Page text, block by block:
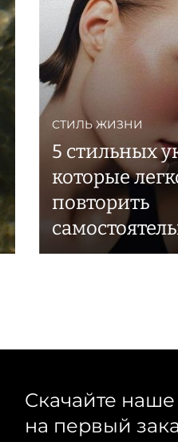
СТИЛЬ ЖИЗНИ
5 стильных
которые
повторить
Скачайте
на первый